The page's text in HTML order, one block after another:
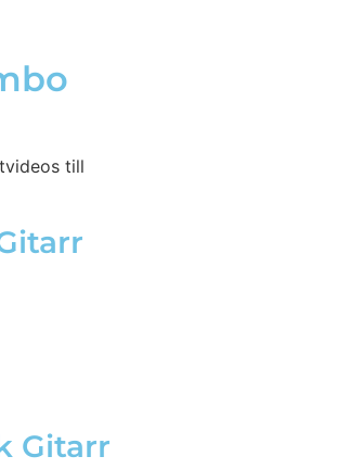
till
Gitarr